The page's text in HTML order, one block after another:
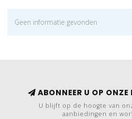
Geen informatie gevonden
ABONNEER U OP ONZE
U blijft op de hoogte van
aanbiedingen en